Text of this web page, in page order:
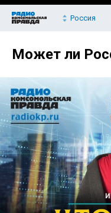
Россия
Может ли